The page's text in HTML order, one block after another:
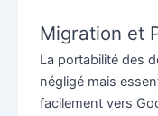
Migration et
La portabilité des
négligé mais
facilement vers